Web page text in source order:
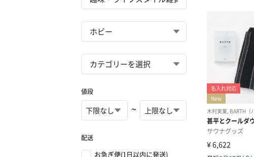
値段
~
配送
お急ぎ便(1日以内に発送)